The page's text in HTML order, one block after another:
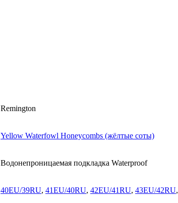
Remington
Yellow Waterfowl Honeycombs (жёлтые соты)
Водонепроницаемая подкладка Waterproof
40EU/39RU, 41EU/40RU, 42EU/41RU, 43EU/42RU,